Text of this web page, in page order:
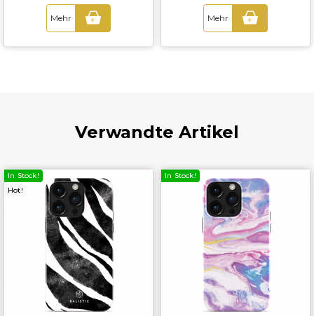
Mehr + Mehr +
Verwandte Artikel
Hot!
In Stock! In Stock!